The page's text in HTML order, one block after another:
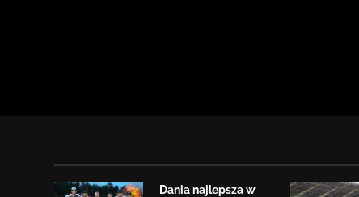
Dania najlepsza w